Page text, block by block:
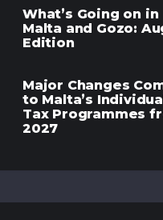
What’s Going on in
Malta and Gozo:
Edition
Major Changes
to Malta’s
Tax Programmes
2027